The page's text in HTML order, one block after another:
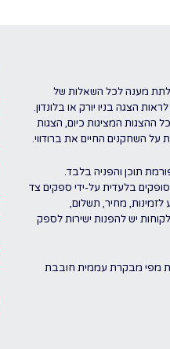
לתת מענה לכל השאלות של
הצגה בניו יורק או בלונדון.
ההצגות המציגות כיום, הצגות
על השחקנים החיים את ברודווי.
תוכן והפניה בלבד.
בלעדית על-ידי ספקים צד
לזמינות, מחיר, תשלום,
לקוחות יש להפנות ישירות לספק
מפי מבקרת עממית חובבת